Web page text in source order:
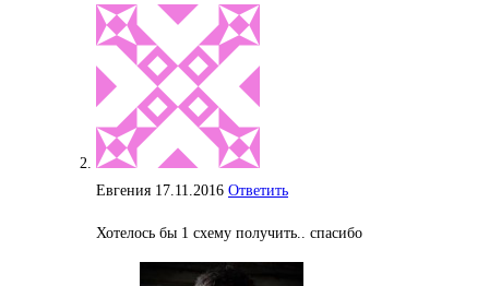
Евгения 17.11.2016 Ответить
Хотелось бы 1 схему получить.. спасибо